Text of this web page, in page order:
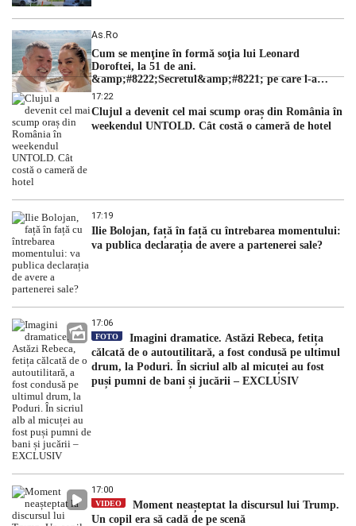
As.ro
Cum se menţine în formă soţia lui Leonard
Doroftei, la 51 de ani.
&amp;#8222;Secretul&amp;#8221; pe care l-a
dezvăluit
17:22
Clujul a devenit cel mai scump oraș din România în
weekendul UNTOLD. Cât costă o cameră de hotel
17:19
Ilie Bolojan, față în față cu întrebarea momentului:
va publica declarația de avere a partenerei sale?
17:06
FOTO
Imagini dramatice. Astăzi Rebeca, fetița
călcată de o autoutilitară, a fost condusă pe ultimul
drum, la Poduri. În sicriul alb al micuței au fost
puși pumni de bani și jucării – EXCLUSIV
17:00
VIDEO
Moment neașteptat la discursul lui Trump.
Un copil era să cadă de pe scenă